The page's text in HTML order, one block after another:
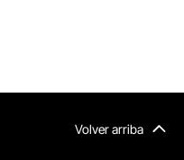
Volver arriba